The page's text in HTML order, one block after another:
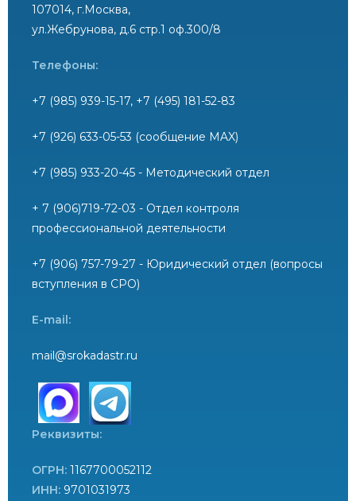
107014, г.Москва,
ул.Жебрунова, д.6 стр.1 оф.300/8
Телефоны:
+7 (985) 939-15-17, +7 (495) 181-52-83
+7 (926) 633-05-53 (сообщение MAX)
+7 (985) 933-20-45 - Методический отдел
+ 7 (906)719-72-03 - Отдел контроля
профессиональной деятельности
+7 (906) 757-79-27 - Юридический отдел (вопросы
вступления в СРО)
E-mail:
mail@srokadastr.ru
Реквизиты:
ОГРН: 1167700052112
ИНН: 9701031973